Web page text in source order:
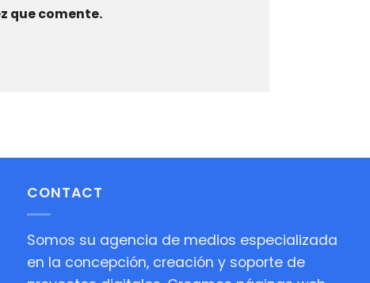
que comente.
CONTACT
Somos su agencia de medios especializada
en la concepción, creación y soporte de